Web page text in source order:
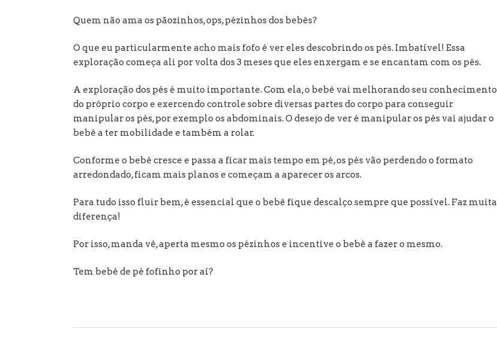
Quem não ama os pãozinhos, ops, pézinhos dos bebês?
O que eu particularmente acho mais fofo é ver eles descobrindo os pés. Imbatível! Essa
exploração começa ali por volta dos 3 meses que eles enxergam e se encantam com os pés.
A exploração dos pés é muito importante. Com ela, o bebê vai melhorando seu conhecimento
do próprio corpo e exercendo controle sobre diversas partes do corpo para conseguir
manipular os pés, por exemplo os abdominais. O desejo de ver é manipular os pés vai ajudar o
bebê a ter mobilidade e também a rolar.
Conforme o bebê cresce e passa a ficar mais tempo em pé, os pés vão perdendo o formato
arredondado, ficam mais planos e começam a aparecer os arcos.
Para tudo isso fluir bem, é essencial que o bebê fique descalço sempre que possível. Faz muita
diferença!
Por isso, manda vê, aperta mesmo os pézinhos e incentive o bebê a fazer o mesmo.
Tem bebê de pé fofinho por aí?